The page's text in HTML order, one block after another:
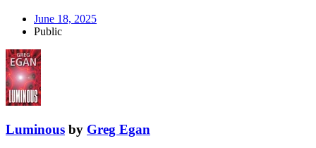
June 18, 2025
Public
Luminous by Greg Egan